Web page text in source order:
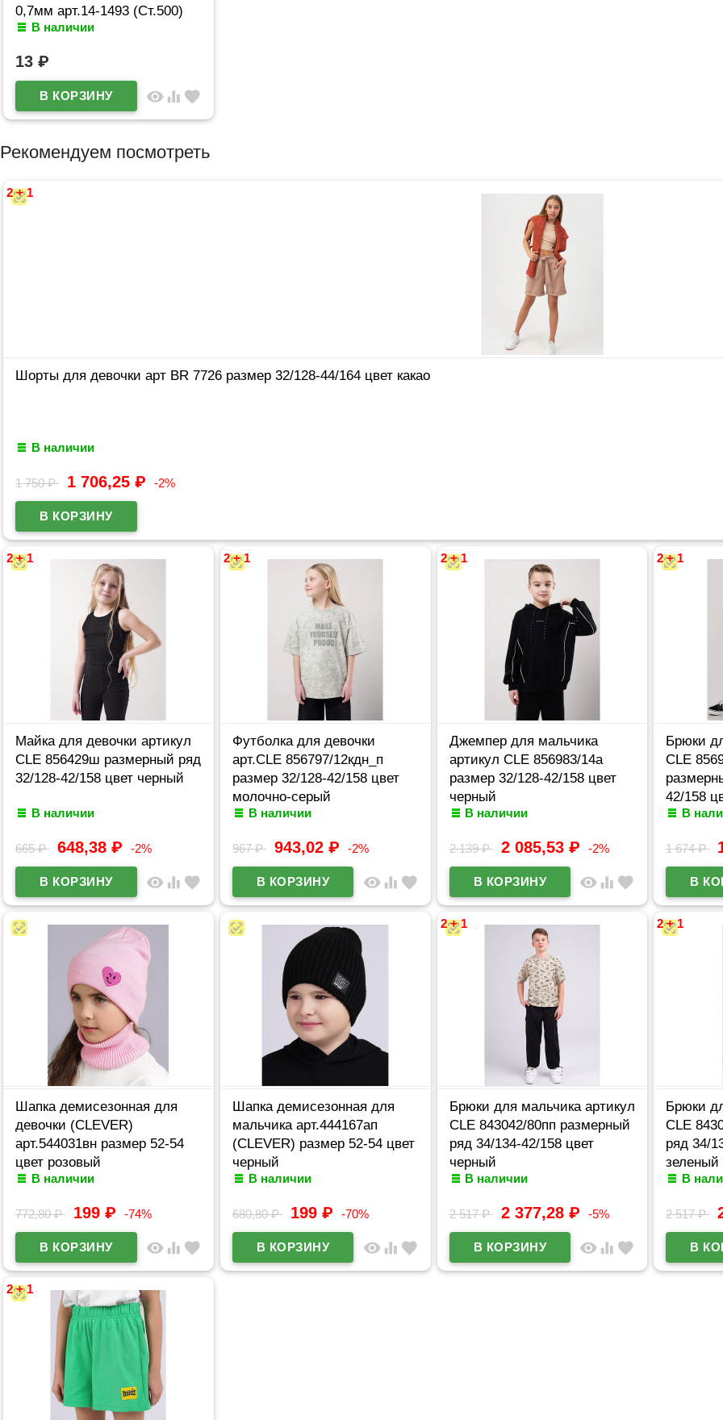
0,7мм арт.14-1493 (Ст.500)
В наличии
13 ₽
visibility equalizer favorite
Рекомендуем посмотреть
2 + 1
Шорты для девочки арт BR 7726 размер 32/128-44/164 цвет какао
В наличии
1 750₽ 1 706,25 ₽ -2%
2 + 1
Майка для девочки артикул
CLE 856429ш размерный ряд
32/128-42/158 цвет черный
В наличии
665₽ 648,38 ₽ -2%
visibility equalizer favorite
2 + 1
Футболка для девочки
арт.CLE 856797/12кдн_п
размер 32/128-42/158 цвет
молочно-серый
В наличии
967₽ 943,02 ₽ -2%
visibility equalizer favorite
2 + 1
Джемпер для мальчика
артикул CLE 856983/14а
размер 32/128-42/158 цвет
черный
В наличии
2 139₽ 2 085,53 ₽ -2%
visibility equalizer favorite
2 + 1
Брюки
CLE
42/158
В
1 674₽
Шапка демисезонная для
девочки (CLEVER)
арт.544031вн размер 52-54
цвет розовый
В наличии
772,80₽ 199 ₽ -74%
visibility equalizer favorite
Шапка демисезонная для
мальчика арт.444167ап
(CLEVER) размер 52-54 цвет
черный
В наличии
680,80₽ 199 ₽ -70%
visibility equalizer favorite
2 + 1
Брюки для мальчика артикул
CLE 843042/80пп размерный
ряд 34/134-42/158 цвет
черный
В наличии
2 517₽ 2 377,28 ₽ -5%
visibility equalizer favorite
2 + 1
Брюки
CLE
ряд 34/
зеленый
В
2 517₽
2 + 1